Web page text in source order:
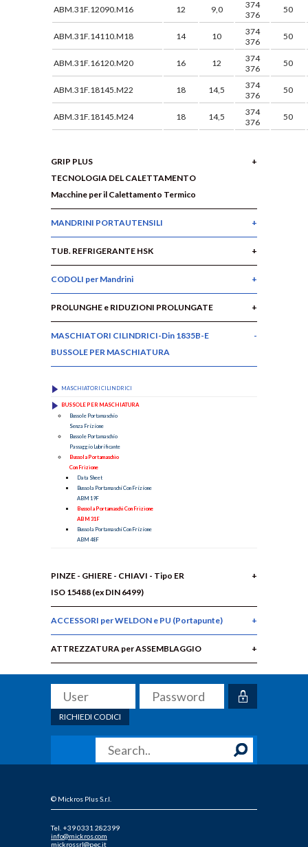
ABM.31F.12090.M16 12 9,0
374
376
50
ABM.31F.14110.M18 14 10
374
376
50
ABM.31F.16120.M20 16 12
374
376
50
ABM.31F.18145.M22 18 14,5
374
376
50
ABM.31F.18145.M24 18 14,5
374
376
50
GRIP PLUS
TECNOLOGIA DEL CALETTAMENTO
Macchine per il Calettamento Termico
MANDRINI PORTAUTENSILI
TUB. REFRIGERANTE HSK
CODOLI per Mandrini
PROLUNGHE e RIDUZIONI PROLUNGATE
MASCHIATORI CILINDRICI-Din 1835B-E
BUSSOLE PER MASCHIATURA
MASCHIATORI CILINDRICI
BUSSOLE PER MASCHIATURA
Bussole Portamaschio
Senza Frizione
Bussole Portamaschio
Passaggio Lubrificante
Bussola Portamaschio
Con Frizione
Data Sheet
Bussola Portamaschi Con Frizione
ABM 19F
Bussola Portamaschi Con Frizione
ABM 31F
Bussola Portamaschi Con Frizione
ABM 48F
PINZE - GHIERE - CHIAVI - Tipo ER
ISO 15488 (ex DIN 6499)
ACCESSORI per WELDON e PU (Portapunte)
ATTREZZATURA per ASSEMBLAGGIO
RICHIEDI CODICI
© Mickros Plus S.r.l.
Tel. +39 0331 282399
info@mickros.com
mickrossrl@pec.it